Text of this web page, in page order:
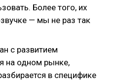
Более того, их
— мы не раз так
с развитием
на одном рынке,
в специфике